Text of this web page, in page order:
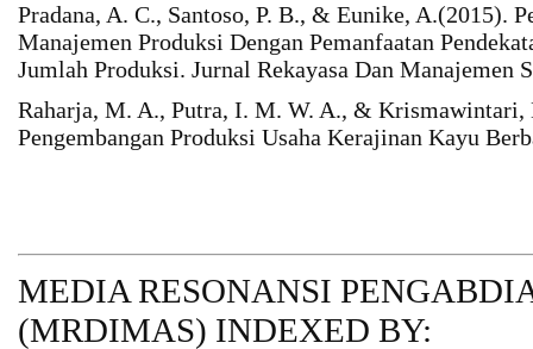
Pradana, A. C., Santoso, P. B., & Eunike, A.(2015).
Manajemen Produksi Dengan Pemanfaatan
Jumlah Produksi. Jurnal Rekayasa Dan Manajemen
Raharja, M. A., Putra, I. M. W. A., & Krismawintari,
Pengembangan Produksi Usaha Kerajinan Kayu
MEDIA RESONANSI
(MRDIMAS) INDEXED BY: